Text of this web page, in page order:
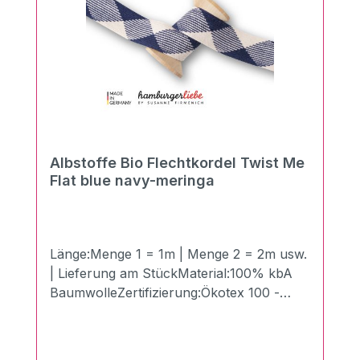
Albstoffe Bio Flechtkordel Twist Me
Flat blue navy-meringa
Länge:Menge 1 = 1m | Menge 2 = 2m usw.
| Lieferung am StückMaterial:100% kbA
BaumwolleZertifizierung:Ökotex 100 -